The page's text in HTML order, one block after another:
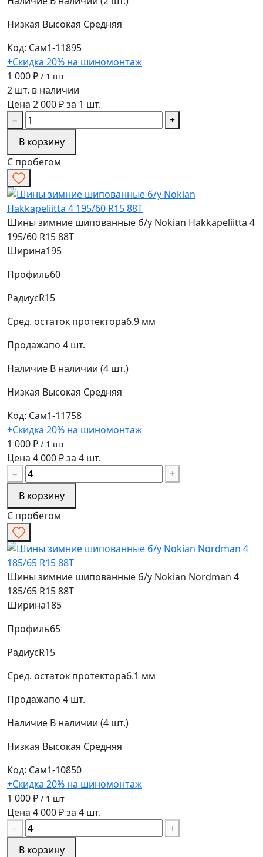
Низкая Высокая Средняя
Код: Сам1-11895
+Скидка 20% на шиномонтаж
1 000 ₽ / 1 шт
2 шт. в наличии
Цена 2 000 ₽ за 1 шт.
−
+
В корзину
С пробегом
Шины зимние шипованные б/у Nokian Hakkapeliitta 4
195/60 R15 88T
Ширина195
Профиль60
РадиусR15
Сред. остаток протектора6.9 мм
Продажапо 4 шт.
Наличие В наличии (4 шт.)
Низкая Высокая Средняя
Код: Сам1-11758
+Скидка 20% на шиномонтаж
1 000 ₽ / 1 шт
Цена 4 000 ₽ за 4 шт.
−
+
В корзину
С пробегом
Шины зимние шипованные б/у Nokian Nordman 4
185/65 R15 88T
Ширина185
Профиль65
РадиусR15
Сред. остаток протектора6.1 мм
Продажапо 4 шт.
Наличие В наличии (4 шт.)
Низкая Высокая Средняя
Код: Сам1-10850
+Скидка 20% на шиномонтаж
1 000 ₽ / 1 шт
Цена 4 000 ₽ за 4 шт.
−
+
В корзину